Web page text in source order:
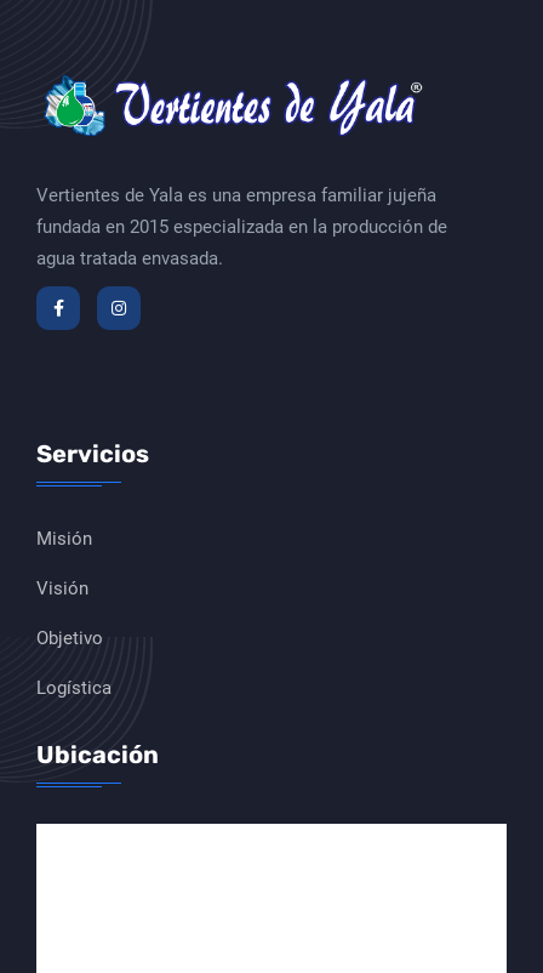
Vertientes de Yala es una empresa familiar jujeña
fundada en 2015 especializada en la producción de
agua tratada envasada.
Servicios
Misión
Visión
Objetivo
Logística
Ubicación